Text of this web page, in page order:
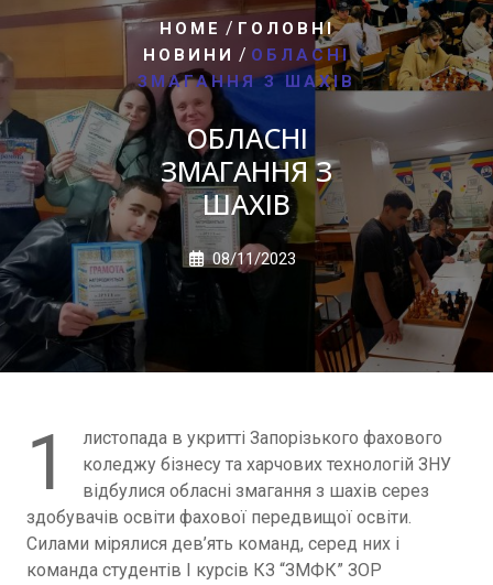
HOME / ГОЛОВНІ
НОВИНИ / ОБЛАСНІ
ЗМАГАННЯ З ШАХІВ
ОБЛАСНІ
ЗМАГАННЯ З
ШАХІВ
08/11/2023
1
листопада в укритті Запорізького фахового
коледжу бізнесу та харчових технологій ЗНУ
відбулися обласні змагання з шахів серез
здобувачів освіти фахової передвищої освіти.
Силами мірялися дев’ять команд, серед них і
команда студентів І курсів КЗ “ЗМФК” ЗОР